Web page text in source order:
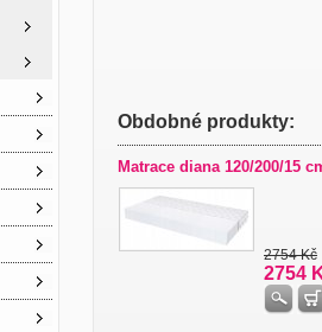
Obdobné produkty:
Matrace diana 120/200/15
2754 Kč
2754